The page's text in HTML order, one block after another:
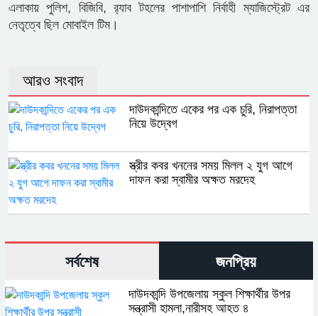
এলাকায় পুলিশ, বিজিবি, র‍্যাব টহলের পাশাপাশি নির্বাহী ম্যাজিস্ট্রেট এর
নেতৃত্বে ছিল মোবাইল টিম।
আরও সংবাদ
দাউদকান্দিতে একের পর এক চুরি, নিরাপত্তা
নিয়ে উদ্বেগ
স্ত্রীর কবর খননের সময় মিলল ২ যুগ আগে
দাফন করা স্বামীর অক্ষত মরদেহ
সর্বশেষ জনপ্রিয়
দাউদকান্দি উপজেলায় স্কুল শিক্ষার্থীর উপর
সন্ত্রাসী হামলা,নারীসহ আহত ৪